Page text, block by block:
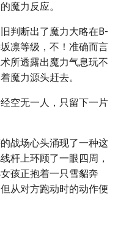
魔力反应。
判断出了魔力大略在B-
凛等级，不！准确而言
所透露出魔力气息玩不
魔力源头赶去。
空无一人，只留下一片
战场心头涌现了一种这
杆上环顾了一眼四周，
孩正抱着一只雪貂奔
从对方跑动时的动作便